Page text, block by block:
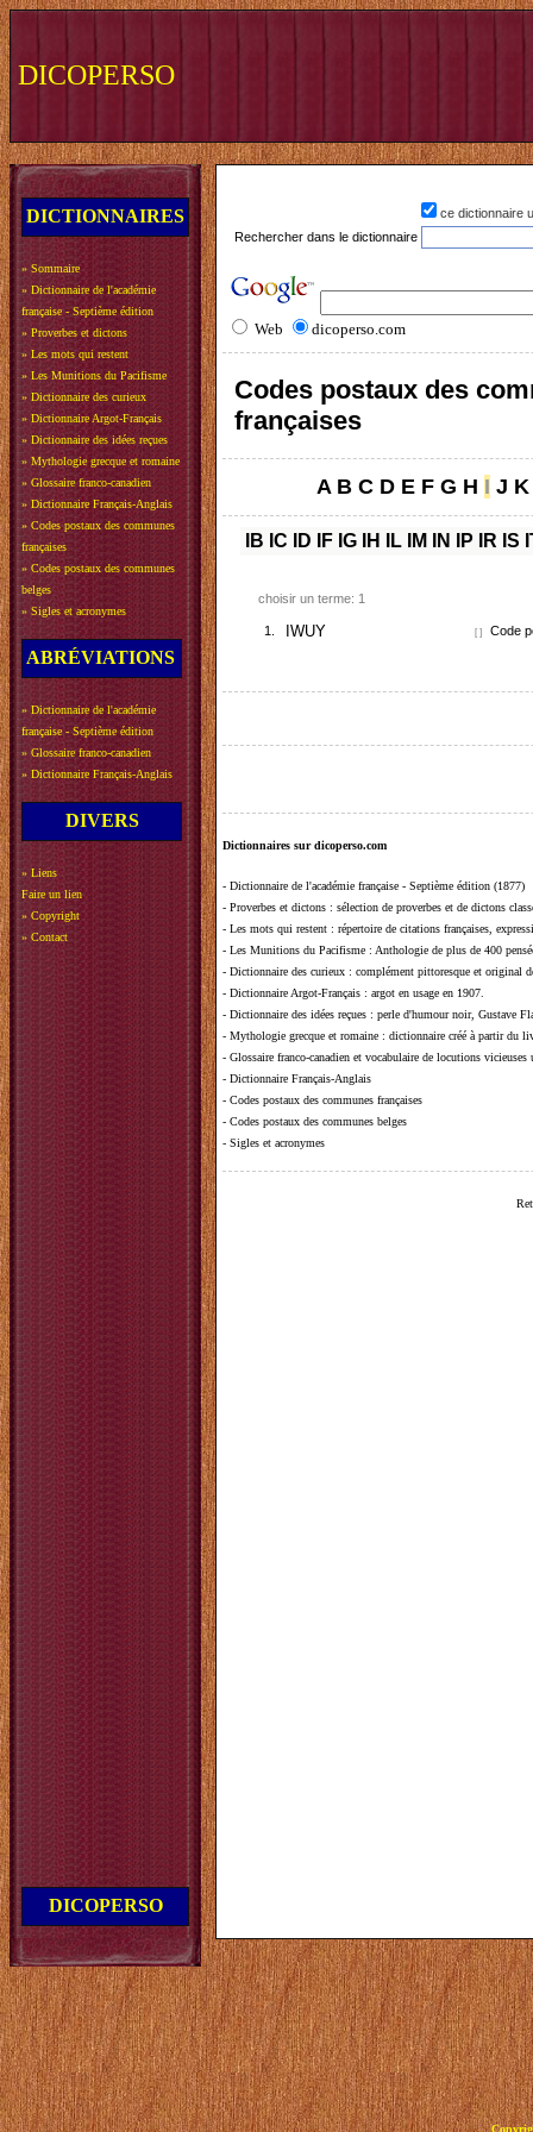
DICOPERSO
DICTIONNAIRES
» Sommaire
» Dictionnaire de l'académie
française - Septième édition
» Proverbes et dictons
» Les mots qui restent
» Les Munitions du Pacifisme
» Dictionnaire des curieux
» Dictionnaire Argot-Français
» Dictionnaire des idées reçues
» Mythologie grecque et romaine
» Glossaire franco-canadien
» Dictionnaire Français-Anglais
» Codes postaux des communes
françaises
» Codes postaux des communes
belges
» Sigles et acronymes
ABRÉVIATIONS
» Dictionnaire de l'académie
française - Septième édition
» Glossaire franco-canadien
» Dictionnaire Français-Anglais
DIVERS
» Liens
Faire un lien
» Copyright
» Contact
DICOPERSO
ce dictionnaire
Rechercher dans le dictionnaire
Web dicoperso.com
Codes postaux des
françaises
A B C D E F G H I J K
IB IC ID IF IG IH IL IM IN IP IR IS
choisir un terme: 1
1. IWUY [ ] Code
Dictionnaires sur dicoperso.com
- Dictionnaire de l'académie française - Septième édition (1877)
- Proverbes et dictons : sélection de proverbes et de dictons
- Les mots qui restent : répertoire de citations françaises,
- Les Munitions du Pacifisme : Anthologie de plus de 400
- Dictionnaire des curieux : complément pittoresque et original
- Dictionnaire Argot-Français : argot en usage en 1907.
- Dictionnaire des idées reçues : perle d'humour noir, Gustave
- Mythologie grecque et romaine : dictionnaire créé à partir du
- Glossaire franco-canadien et vocabulaire de locutions vicieuses
- Dictionnaire Français-Anglais
- Codes postaux des communes françaises
- Codes postaux des communes belges
- Sigles et acronymes